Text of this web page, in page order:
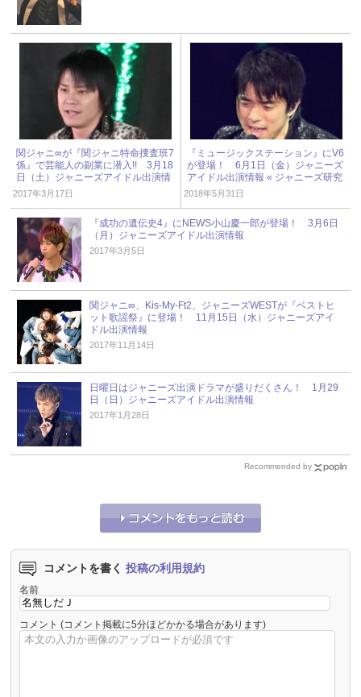
関ジャニ∞が『関ジャニ特命捜査班7
係』で芸能人の副業に潜入!! 3月18
日（土）ジャニーズアイドル出演情
報
2017年3月17日
『ミュージックステーション』にV6
が登場！ 6月1日（金）ジャニーズ
アイドル出演情報 « ジャニーズ研究
会
2018年5月31日
『成功の遺伝史4』にNEWS小山慶一郎が登場！ 3月6日
（月）ジャニーズアイドル出演情報
2017年3月5日
関ジャニ∞、Kis-My-Ft2、ジャニーズWESTが『ベストヒ
ット歌謡祭』に登場！ 11月15日（水）ジャニーズアイ
ドル出演情報
2017年11月14日
日曜日はジャニーズ出演ドラマが盛りだくさん！ 1月29
日（日）ジャニーズアイドル出演情報
2017年1月28日
Recommended by
コメントを書く 投稿の利用規約
名前
コメント (コメント掲載に5分ほどかかる場合があります)